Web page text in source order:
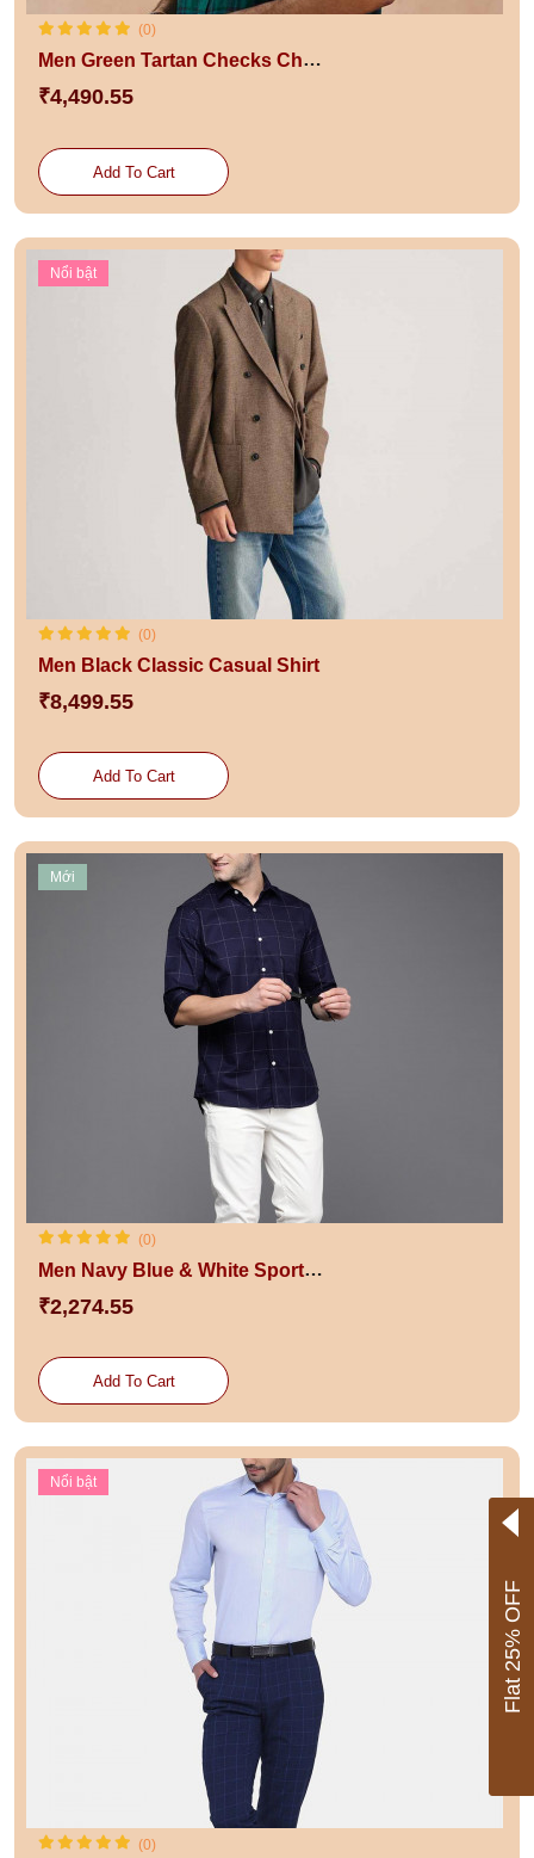
Flat 25% OFF
(0)
Men Green Tartan Checks Checked Casual Shirt
₹4,490.55
Add To Cart
Nổi bật
(0)
Men Black Classic Casual Shirt
₹8,499.55
Add To Cart
Mới
(0)
Men Navy Blue & White Sport Fit Checked Pure Cotton Casual Shirt
₹2,274.55
Add To Cart
Nổi bật
(0)